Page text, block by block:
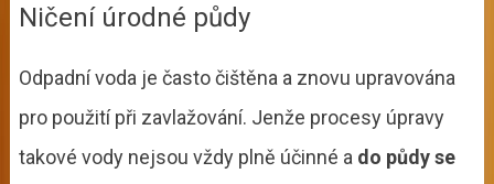
Ničení úrodné půdy
Odpadní voda je často čištěna a znovu upravována
pro použití při zavlažování. Jenže procesy úpravy
takové vody nejsou vždy plně účinné a do půdy se